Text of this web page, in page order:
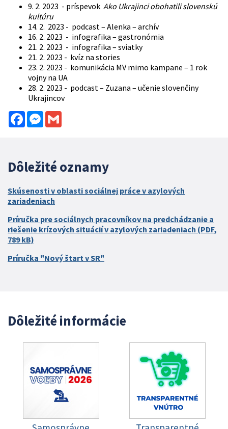
9. 2. 2023 - príspevok Ako Ukrajinci obohatili slovenskú
kultúru
14. 2. 2023 - podcast – Alenka – archív
16. 2. 2023 - infografika – gastronómia
21. 2. 2023 - infografika – sviatky
21. 2. 2023 - kvíz na stories
23. 2. 2023 - komunikácia MV mimo kampane – 1 rok
vojny na UA
28. 2. 2023 - podcast – Zuzana – učenie slovenčiny
Ukrajincov
FacebookMessenger
Dôležité oznamy
Skúsenosti v oblasti sociálnej práce v azylových
zariadeniach
Príručka pre sociálnych pracovníkov na predchádzanie a
riešenie krízových situácií v azylových zariadeniach (PDF,
789 kB)
Príručka "Nový štart v SR"
Dôležité informácie